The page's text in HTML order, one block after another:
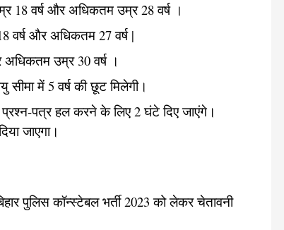
18 वर्ष और अधिकतम उम्र 28 वर्ष ।
वर्ष और अधिकतम 27 वर्ष |
उम्र 30 वर्ष ।
सीमा में 5 वर्ष की छूट मिलेगी।
प्रश्न-पत्र हल करने के लिए 2 घंटे दिए जाएंगे।
जाएगा।
पुलिस कॉन्स्टेबल भर्ती 2023 को लेकर चेतावनी